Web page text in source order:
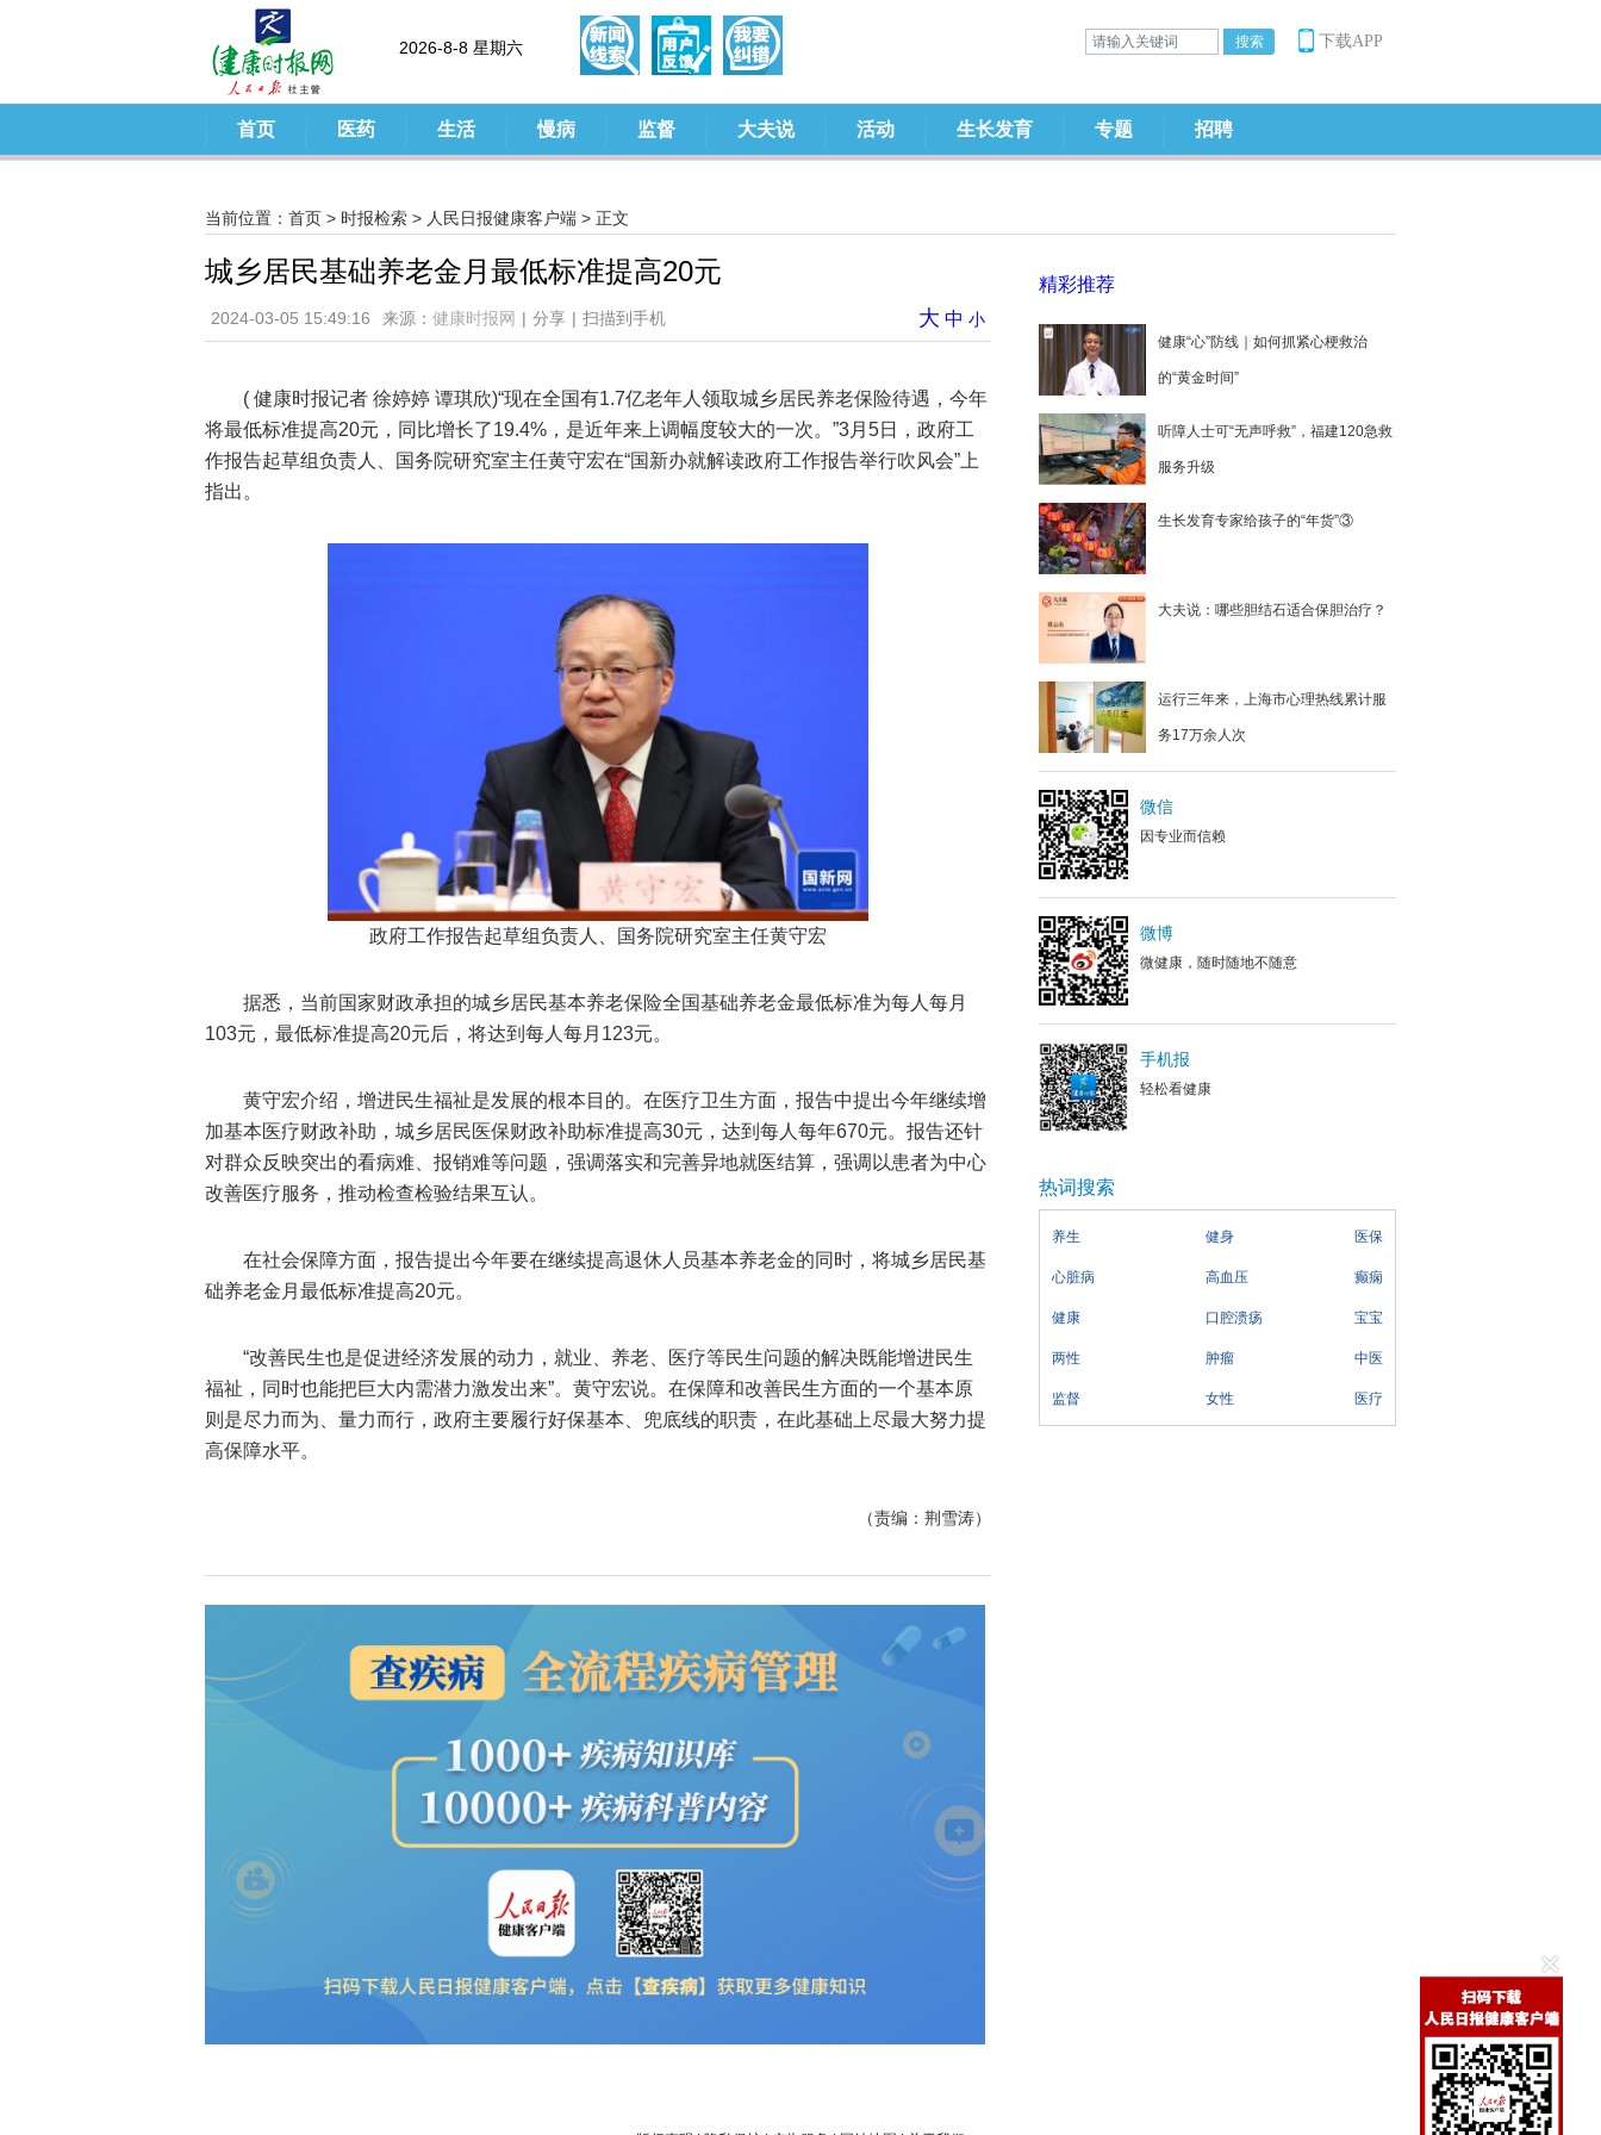
2026-8-8 星期六 下载APP
首页 医药 生活 慢病 监督 大夫说 活动 生长发育 专题 招聘
当前位置： 首页 > 时报检索 > 人民日报健康客户端 > 正文
城乡居民基础养老金月最低标准提高20元
2024-03-05 15:49:16 来源： 健康时报网 | 分享 | 扫描到手机 大 中 小
( 健康时报记者 徐婷婷 谭琪欣)“现在全国有1.7亿老年人领取城乡居民养老保险待遇，今年
将最低标准提高20元，同比增长了19.4%，是近年来上调幅度较大的一次。”3月5日，政府工
作报告起草组负责人、国务院研究室主任黄守宏在“国新办就解读政府工作报告举行吹风会”上
指出。
政府工作报告起草组负责人、国务院研究室主任黄守宏
据悉，当前国家财政承担的城乡居民基本养老保险全国基础养老金最低标准为每人每月
103元，最低标准提高20元后，将达到每人每月123元。
黄守宏介绍，增进民生福祉是发展的根本目的。在医疗卫生方面，报告中提出今年继续增
加基本医疗财政补助，城乡居民医保财政补助标准提高30元，达到每人每年670元。报告还针
对群众反映突出的看病难、报销难等问题，强调落实和完善异地就医结算，强调以患者为中心
改善医疗服务，推动检查检验结果互认。
在社会保障方面，报告提出今年要在继续提高退休人员基本养老金的同时，将城乡居民基
础养老金月最低标准提高20元。
“改善民生也是促进经济发展的动力，就业、养老、医疗等民生问题的解决既能增进民生
福祉，同时也能把巨大内需潜力激发出来”。黄守宏说。在保障和改善民生方面的一个基本原
则是尽力而为、量力而行，政府主要履行好保基本、兜底线的职责，在此基础上尽最大努力提
高保障水平。
（责编：荆雪涛）
精彩推荐
健康“心”防线｜如何抓紧心梗救治
的“黄金时间”
听障人士可“无声呼救”，福建120急救
服务升级
生长发育专家给孩子的“年货”③
大夫说：哪些胆结石适合保胆治疗？
运行三年来，上海市心理热线累计服
务17万余人次
微信
因专业而信赖
微博
微健康，随时随地不随意
手机报
轻松看健康
热词搜索
养生 健身 医保
心脏病 高血压 癫痫
健康 口腔溃疡 宝宝
两性 肿瘤 中医
监督 女性 医疗